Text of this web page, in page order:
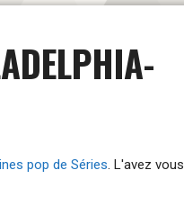
pop de Séries. L'avez vous